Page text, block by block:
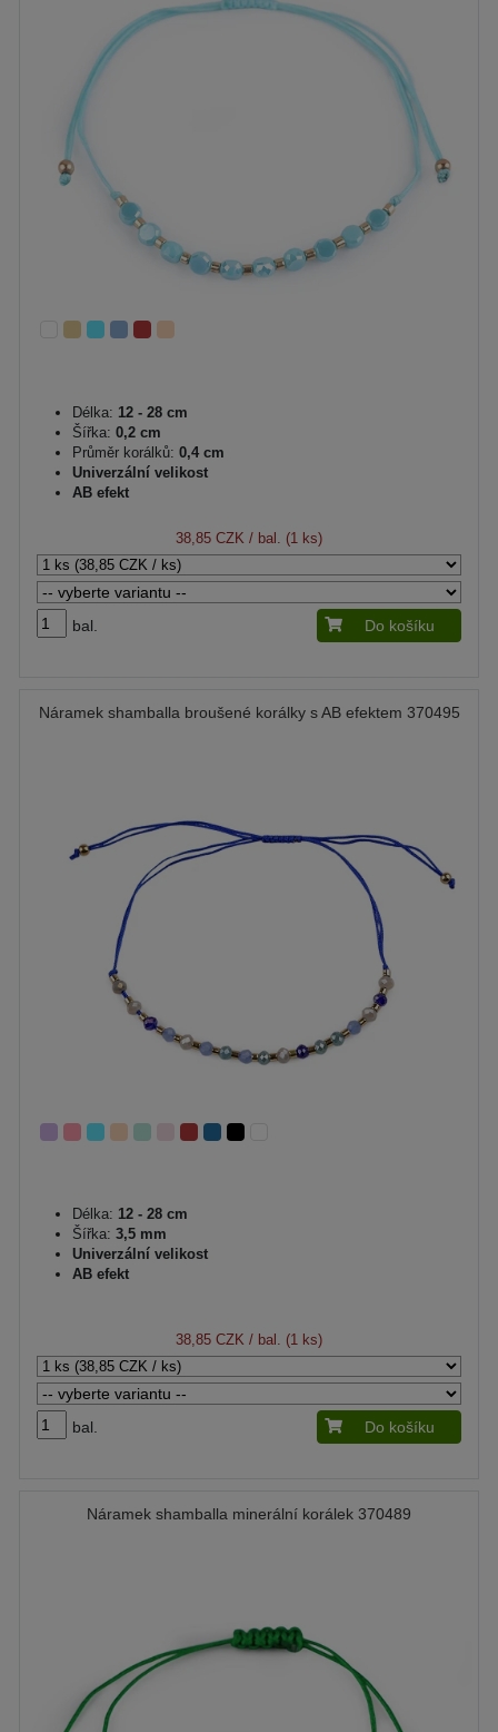
Délka: 12 - 28 cm
Šířka: 0,2 cm
Průměr korálků: 0,4 cm
Univerzální velikost
AB efekt
38,85 CZK / bal. (1 ks)
bal. Do košíku
Náramek shamballa broušené korálky s AB efektem 370495
Délka: 12 - 28 cm
Šířka: 3,5 mm
Univerzální velikost
AB efekt
38,85 CZK / bal. (1 ks)
bal. Do košíku
Náramek shamballa minerální korálek 370489